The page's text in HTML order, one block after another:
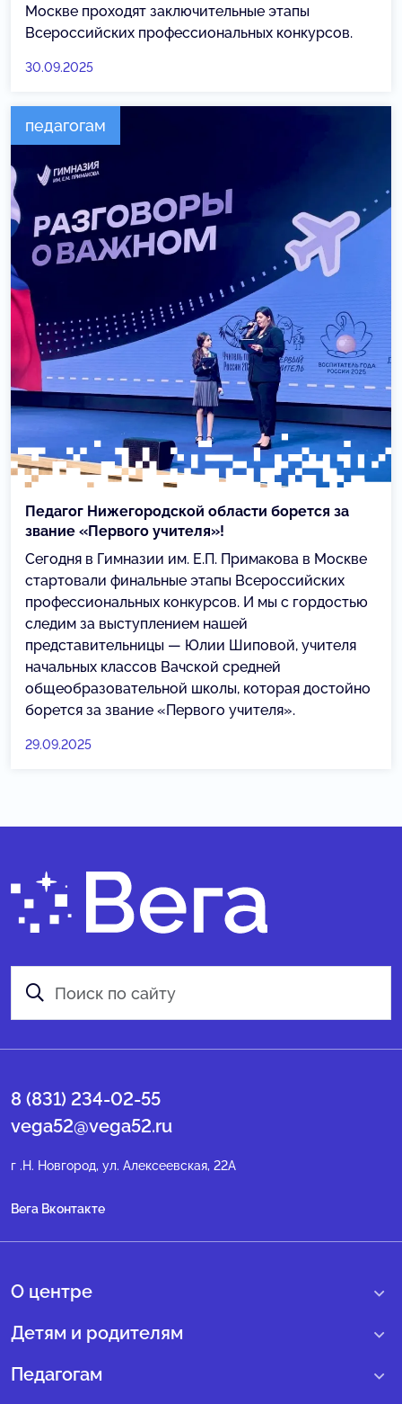
Москве проходят заключительные этапы
Всероссийских профессиональных конкурсов.
30.09.2025
педагогам
Педагог Нижегородской области борется за
звание «Первого учителя»!
Сегодня в Гимназии им. Е.П. Примакова в Москве
стартовали финальные этапы Всероссийских
профессиональных конкурсов. И мы с гордостью
следим за выступлением нашей
представительницы — Юлии Шиповой, учителя
начальных классов Вачской средней
общеобразовательной школы, которая достойно
борется за звание «Первого учителя».
29.09.2025
8 (831) 234-02-55
vega52@vega52.ru
г .Н. Новгород, ул. Алексеевская, 22А
Вега Вконтакте
О центре
О нас
Структура регионального центра
Детям и родителям
Учебные интенсивные сборы
Педагогам